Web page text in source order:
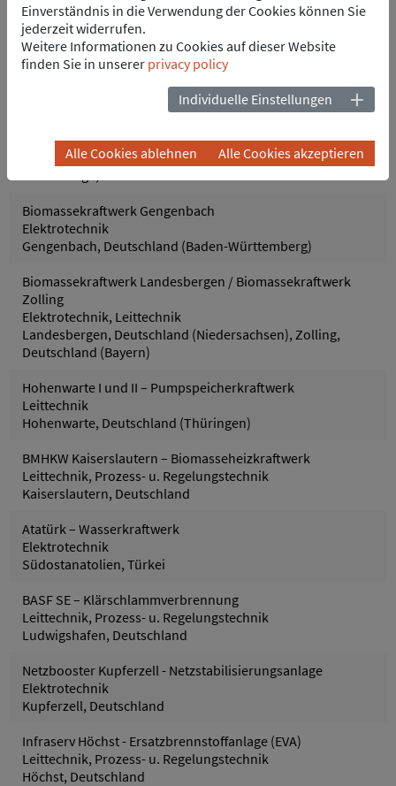
Pfreimd/Trausnitz Oberpfalz, Deutschland
WEB Wolfsburg - Softwareintegration des Biogas-BHKW
Leittechnik, Prozess- u. Regelungstechnik
Hochspannungsverteilung
Elektrotechnik, Elektrotechnik T&D, Leittechnik
Biomassekraftwerk Gengenbach
Elektrotechnik
Gengenbach, Deutschland (Baden-Württemberg)
Biomassekraftwerk Landesbergen / Biomassekraftwerk
Zolling
Elektrotechnik, Leittechnik
Landesbergen, Deutschland (Niedersachsen), Zolling,
Deutschland (Bayern)
Hohenwarte I und II – Pumpspeicherkraftwerk
Leittechnik
Hohenwarte, Deutschland (Thüringen)
BMHKW Kaiserslautern – Biomasseheizkraftwerk
Leittechnik, Prozess- u. Regelungstechnik
Kaiserslautern, Deutschland
Atatürk – Wasserkraftwerk
Elektrotechnik
Südostanatolien, Türkei
BASF SE – Klärschlammverbrennung
Leittechnik, Prozess- u. Regelungstechnik
Ludwigshafen, Deutschland
Netzbooster Kupferzell - Netzstabilisierungsanlage
Elektrotechnik
Kupferzell, Deutschland
Infraserv Höchst - Ersatzbrennstoffanlage (EVA)
Leittechnik, Prozess- u. Regelungstechnik
Höchst, Deutschland
Einverständnis in die Verwendung der Cookies können Sie
jederzeit widerrufen.
Weitere Informationen zu Cookies auf dieser Website
finden Sie in unserer privacy policy
Individuelle Einstellungen
Alle Cookies ablehnen Alle Cookies akzeptieren